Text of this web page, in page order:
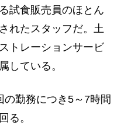
試食販売員のほとん
れたスタッフだ。土
トレーションサービ
している。
勤務につき5～7時間
る。